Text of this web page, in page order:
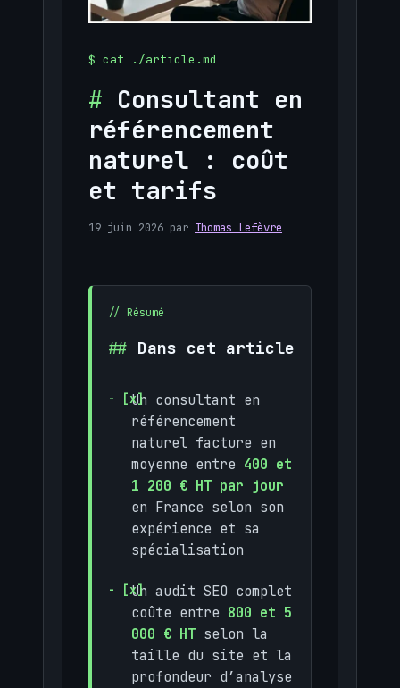
Consultant en
référencement
naturel : coût
et tarifs
19 juin 2026 par Thomas Lefèvre
Dans cet article
Un consultant en
référencement
naturel facture en
moyenne entre 400 et
1 200 € HT par jour
en France selon son
expérience et sa
spécialisation
Un audit SEO complet
coûte entre 800 et 5
000 € HT selon la
taille du site et la
profondeur d’analyse